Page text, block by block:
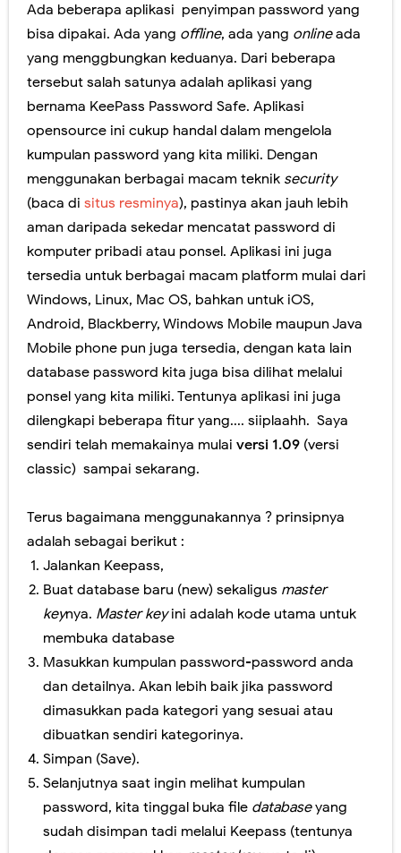
Ada beberapa aplikasi penyimpan password yang
bisa dipakai. Ada yang offline, ada yang onlineada
yang menggbungkan keduanya. Dari beberapa
tersebut salah satunya adalah aplikasi yang
bernama KeePass Password Safe. Aplikasi
opensource ini cukup handal dalam mengelola
kumpulan password yang kita miliki. Dengan
menggunakan berbagai macam teknik security
(baca di situs resminya), pastinya akan jauh lebih
aman daripada sekedar mencatat password di
komputer pribadi atau ponsel. Aplikasi ini juga
tersedia untuk berbagai macam platform mulai dari
Windows, Linux, Mac OS, bahkan untuk iOS,
Android, Blackberry, Windows Mobile maupun Java
Mobile phone pun juga tersedia, dengan kata lain
database password kita juga bisa dilihat melalui
ponsel yang kita miliki. Tentunya aplikasi ini juga
dilengkapi beberapa fitur yang.... siiplaahh. Saya
sendiri telah memakainya mulai versi 1.09 (versi
classic) sampai sekarang.
Terus bagaimana menggunakannya ? prinsipnya
adalah sebagai berikut :
Jalankan Keepass,
Buat database baru (new) sekaligus master
keynya. Master keyini adalah kode utama untuk
membuka database
Masukkan kumpulan password-password anda
dan detailnya. Akan lebih baik jika password
dimasukkan pada kategori yang sesuai atau
dibuatkan sendiri kategorinya.
Simpan (Save).
Selanjutnya saat ingin melihat kumpulan
password, kita tinggal buka file databaseyang
sudah disimpan tadi melalui Keepass (tentunya